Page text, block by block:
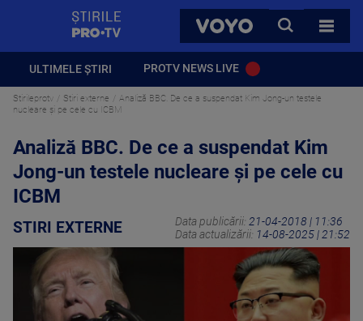
VOYO
CAUTA
TOATE
ULTIMELE ȘTIRI PROTV NEWS LIVE
Stirileprotv Stiri externe
Analiză BBC. De ce a suspendat Kim Jong-un testele
nucleare și pe cele cu ICBM
Analiză BBC. De ce a suspendat Kim
Jong-un testele nucleare și pe cele cu
ICBM
STIRI EXTERNE Data publicării: 21-04-2018 | 11:36
Data actualizării: 14-08-2025 | 21:52